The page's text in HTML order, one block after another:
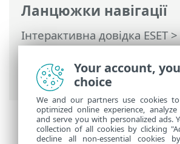
Ланцюжки навігації
Інтерактивна довідка ESET>
PROTECT>Початок роботи
PROTECTВеб-консоль>
ESET PROTECT
Your account,
choice
We and our partners use cookies
optimized online experience,
and serve you with personalized ads.
collection of all cookies by clicking
decline all non-essential cookies